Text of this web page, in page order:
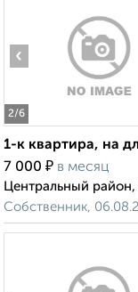
2/6
‹
1-к квартира, на
7 000 ₽ в месяц
Центральный
Собственник,